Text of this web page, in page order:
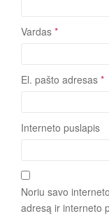
Vardas *
El. pašto adresas *
Interneto puslapis
Noriu savo
adresą ir interneto